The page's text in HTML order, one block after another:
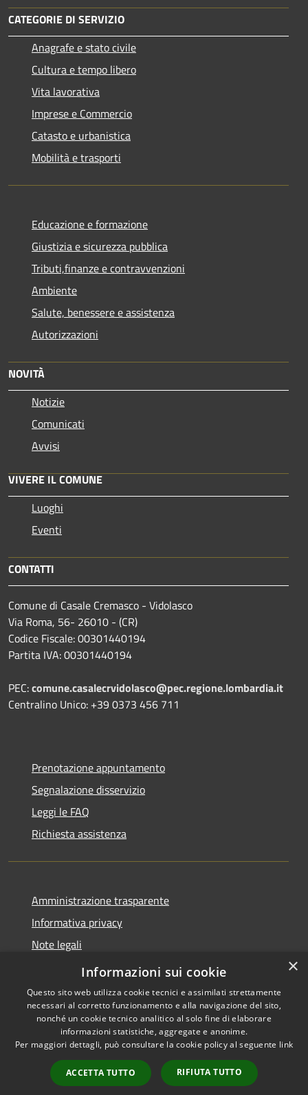
CATEGORIE DI SERVIZIO
Anagrafe e stato civile
Cultura e tempo libero
Vita lavorativa
Imprese e Commercio
Catasto e urbanistica
Mobilità e trasporti
Educazione e formazione
Giustizia e sicurezza pubblica
Tributi,finanze e contravvenzioni
Ambiente
Salute, benessere e assistenza
Autorizzazioni
NOVITÀ
Notizie
Comunicati
Avvisi
VIVERE IL COMUNE
Luoghi
Eventi
CONTATTI
Comune di Casale Cremasco - Vidolasco
Via Roma, 56- 26010 - (CR)
Codice Fiscale: 00301440194
Partita IVA: 00301440194
PEC:comune.casalecrvidolasco@pec.regione.lombardia.it
Centralino Unico: +39 0373 456 711
Prenotazione appuntamento
Segnalazione disservizio
Leggi le FAQ
Richiesta assistenza
Amministrazione trasparente
Informativa privacy
Note legali
Dichiarazione di accessibilità
Accessibilità
Copyright © 2026 • Comune di
Casale Cremasco-Vidolasco •
Powered byMunicipium
Accesso redazione
×
Informazioni sui cookie
Questo sito web utilizza cookie tecnici e assimilati strettamente
necessari al corretto funzionamento e alla navigazione del sito,
nonché un cookie tecnico analitico al solo fine di elaborare
informazioni statistiche, aggregate e anonime.
Per maggiori dettagli, può consultare la cookie policy al seguente link
ACCETTA TUTTO RIFIUTA TUTTO